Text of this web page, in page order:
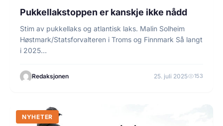
Pukkellakstoppen er kanskje ikke nådd
Stim av pukkellaks og atlantisk laks. Malin Solheim
Høstmark/Statsforvalteren i Troms og Finnmark Så langt
i 2025…
Redaksjonen 25. juli 2025 153
NYHETER